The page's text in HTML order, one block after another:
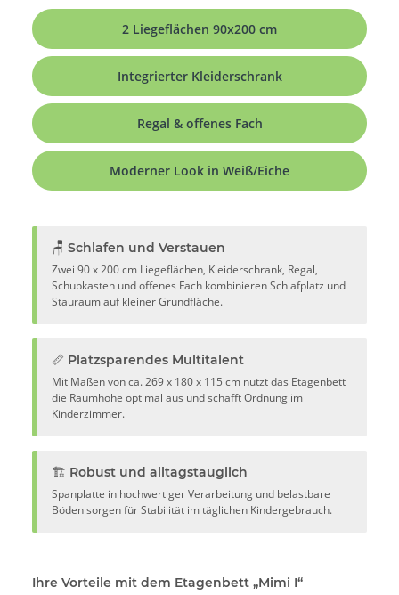
2 Liegeflächen 90x200 cm
Integrierter Kleiderschrank
Regal & offenes Fach
Moderner Look in Weiß/Eiche
🪑 Schlafen und Verstauen
Zwei 90 x 200 cm Liegeflächen, Kleiderschrank, Regal,
Schubkasten und offenes Fach kombinieren Schlafplatz und
Stauraum auf kleiner Grundfläche.
📏 Platzsparendes Multitalent
Mit Maßen von ca. 269 x 180 x 115 cm nutzt das Etagenbett
die Raumhöhe optimal aus und schafft Ordnung im
Kinderzimmer.
🏗️ Robust und alltagstauglich
Spanplatte in hochwertiger Verarbeitung und belastbare
Böden sorgen für Stabilität im täglichen Kindergebrauch.
Ihre Vorteile mit dem Etagenbett „Mimi I“